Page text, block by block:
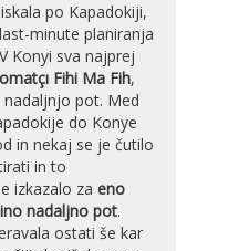
po Kapadokiji,
minute planiranja
Konyi sva najprej
Fihi Ma Fih,
pot. Med
do Konye
in nekaj se je čutilo
in to
izkazalo za eno
nadaljno pot.
ostati še kar